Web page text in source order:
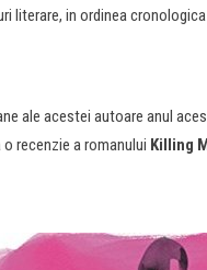
literare, in ordinea
ale acestei autoare anul
recenzie a romanului Killing